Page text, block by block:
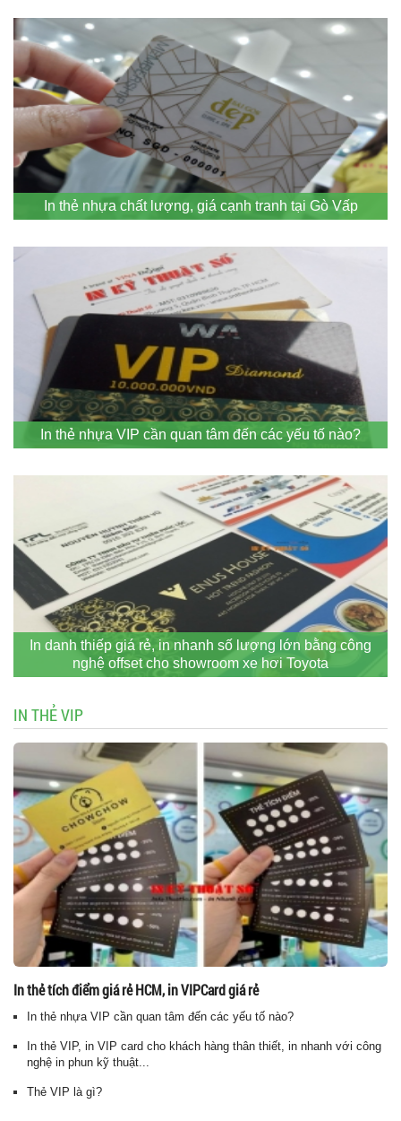
In thẻ nhựa chất lượng, giá cạnh tranh tại Gò Vấp
In thẻ nhựa VIP cần quan tâm đến các yếu tố nào?
In danh thiếp giá rẻ, in nhanh số lượng lớn bằng công
nghệ offset cho showroom xe hơi Toyota
IN THẺ VIP
In thẻ tích điểm giá rẻ HCM, in VIPCard giá rẻ
In thẻ nhựa VIP cần quan tâm đến các yếu tố nào?
In thẻ VIP, in VIP card cho khách hàng thân thiết, in nhanh với công
nghệ in phun kỹ thuật...
Thẻ VIP là gì?